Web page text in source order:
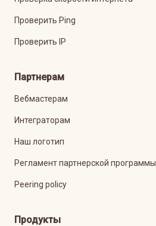
Проверить Ping
Проверить IP
Партнерам
Вебмастерам
Интеграторам
Наш логотип
Регламент партнерской программы
Peering policy
Продукты